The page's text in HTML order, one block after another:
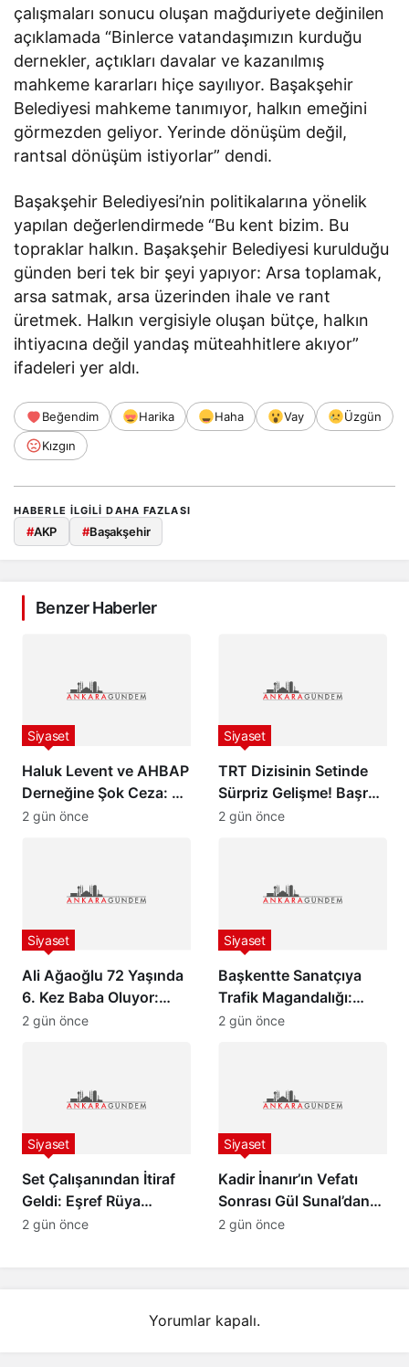
çalışmaları sonucu oluşan mağduriyete değinilen
açıklamada “Binlerce vatandaşımızın kurduğu
dernekler, açtıkları davalar ve kazanılmış
mahkeme kararları hiçe sayılıyor. Başakşehir
Belediyesi mahkeme tanımıyor, halkın emeğini
görmezden geliyor. Yerinde dönüşüm değil,
rantsal dönüşüm istiyorlar” dendi.
Başakşehir Belediyesi’nin politikalarına yönelik
yapılan değerlendirmede “Bu kent bizim. Bu
topraklar halkın. Başakşehir Belediyesi kurulduğu
günden beri tek bir şeyi yapıyor: Arsa toplamak,
arsa satmak, arsa üzerinden ihale ve rant
üretmek. Halkın vergisiyle oluşan bütçe, halkın
ihtiyacına değil yandaş müteahhitlere akıyor”
ifadeleri yer aldı.
Beğendim Harika Haha Vay
Üzgün
Kızgın
HABERLE ILGILI DAHA FAZLASI
#AKP #Başakşehir
Benzer Haberler
Haluk Levent ve AHBAP
Derneğine Şok Ceza: 70
Milyon TL İdari Para
Siyaset
2 gün önce
TRT Dizisinin Setinde
Sürpriz Gelişme! Başrol
Oyuncusu Gözaltına
Siyaset
2 gün önce
Ali Ağaoğlu 72 Yaşında
6. Kez Baba Oluyor:
Sevgilisine Dudak
Siyaset
2 gün önce
Başkentte Sanatçıya
Trafik Magandalığı:
İsmail Altunsaray ile
Siyaset
2 gün önce
Set Çalışanından İtiraf
Geldi: Eşref Rüya
Dizisinin Asıl Bitme
Siyaset
2 gün önce
Kadir İnanır’ın Vefatı
Sonrası Gül Sunal’dan
Duygulandıran İtiraf
Siyaset
2 gün önce
Yorumlar kapalı.